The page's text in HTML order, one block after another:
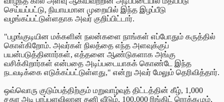
செய்யப்பட்டு, நியாயமான முறையில் இந்த இழப்பீடு
வழங்கப்பட்டுள்ளதாக அவர் குறிப்பிட்டார்.
"பழங்குடியின மக்களின் நலன்களை நாங்கள் எப்போதும் கருத்தில்
கொள்கிறோம். அவர்கள் நிலத்தை எந்த அளவுக்குப்
பயன்படுத்தினார்கள், எத்தனை ஆண்டுகளாக அங்கு
வசிக்கிறார்கள் என்பதை அடிப்படையாகக் கொண்டே இந்த
நடவடிக்கை எடுக்கப்பட்டுள்ளது," என்று அவர் மேலும் தெரிவித்தார்.
ஒவ்வொரு குடும்பத்திற்கும் மறுவாழ்வுத் திட்டத்தின் கீழ், 1,000
சதுர அடி பரப்பளவிலான தனி வீடும், 100,000 ரிங்கிட் ரொக்கமும்,